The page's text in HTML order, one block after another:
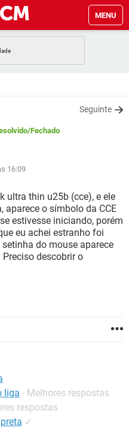
MENU
GMAIL
WHATSAPP
EXCEL
GMAIL
EXCEL
GMAIL
WHATSAPP
FACEBOOK
EXCEL
GMAIL
Seguinte
/Fechado
16:09
ultra thin u25b (cce), e ele
aparece o símbolo da CCE
estivesse iniciando, porém
eu achei estranho foi
do mouse aparece
descobrir o
liga - Melhores respostas
respostas
✓